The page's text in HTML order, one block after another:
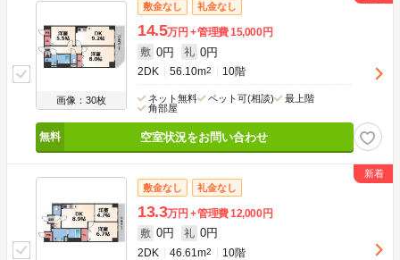
画像：30枚
敷金なし 礼金なし
14.5万円 管理費15,000円
敷 0円 礼 0円
2DK 56.10m2 10階
ネット無料 ペット可(相談)
最上階
角部屋
空室状況をお問い合わせ
敷金なし 礼金なし
13.3万円 管理費12,000円
敷 0円 礼 0円
2DK 46.61m2 10階